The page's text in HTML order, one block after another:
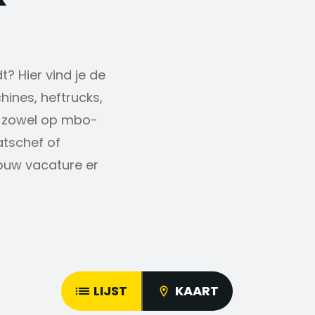
Hier vind je de
heftrucks,
op mbo-
of
vacature er
LIJST KAART